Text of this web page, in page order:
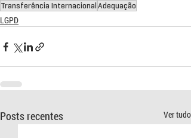
Transferência InternacionalAdequação
LGPD
Posts recentes Ver tudo